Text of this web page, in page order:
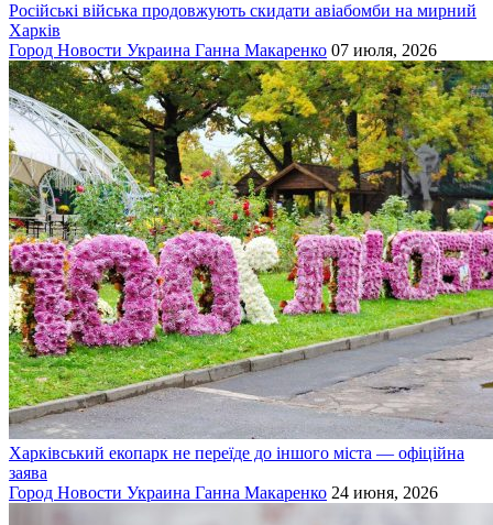
Російські війська продовжують скидати авіабомби на мирний
Харків
Город Новости Украина Ганна Макаренко 07 июля, 2026
Харківський екопарк не переїде до іншого міста — офіційна
заява
Город Новости Украина Ганна Макаренко 24 июня, 2026